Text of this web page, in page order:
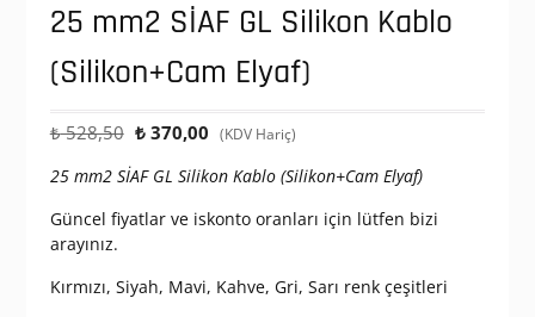
25 mm2 SİAF GL Silikon Kablo
(Silikon+Cam Elyaf)
₺528,50 Orijinal
₺ 528,50.
₺370,00 Şu
fiyat:
₺ 370,00.
(KDV Hariç)
25 mm2 SİAF GL Silikon Kablo (Silikon+Cam Elyaf)
Güncel fiyatlar ve iskonto oranları için lütfen bizi
arayınız.
Kırmızı, Siyah, Mavi, Kahve, Gri, Sarı renk çeşitleri